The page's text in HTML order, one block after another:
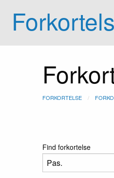
FORKORTELSE
Find forkortelse